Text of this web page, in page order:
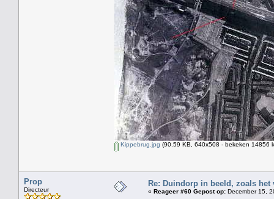
Kippebrug.jpg (90.59 KB, 640x508 - bekeken 14856
Prop
Directeur
Re: Duindorp in beeld, zoals het
« Reageer #60 Gepost op: December 15,